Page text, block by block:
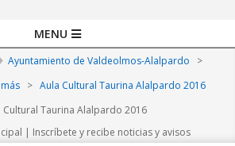
MENU
Ayuntamiento de Valdeolmos-Alalpardo
>
> Aula Cultural Taurina Alalpardo 2016
Cultural Taurina Alalpardo 2016
| Inscríbete y recibe noticias y avisos